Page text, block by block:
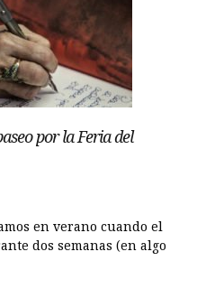
por la Feria del
en verano cuando el
dos semanas (en algo